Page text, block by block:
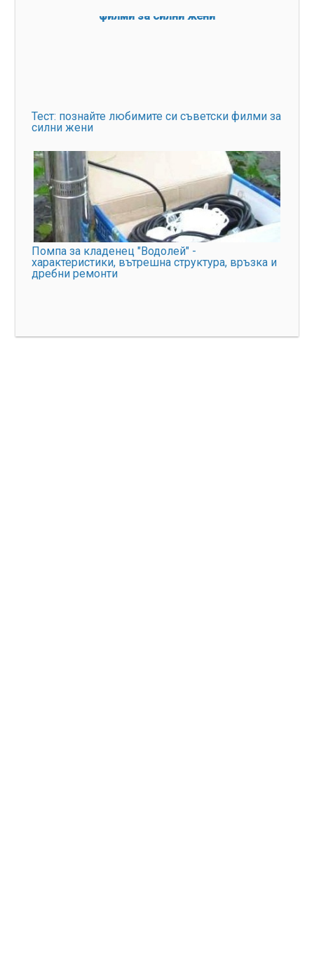
Тест: познайте любимите си съветски филми за
силни жени
Помпа за кладенец "Водолей" -
характеристики, вътрешна структура, връзка и
дребни ремонти